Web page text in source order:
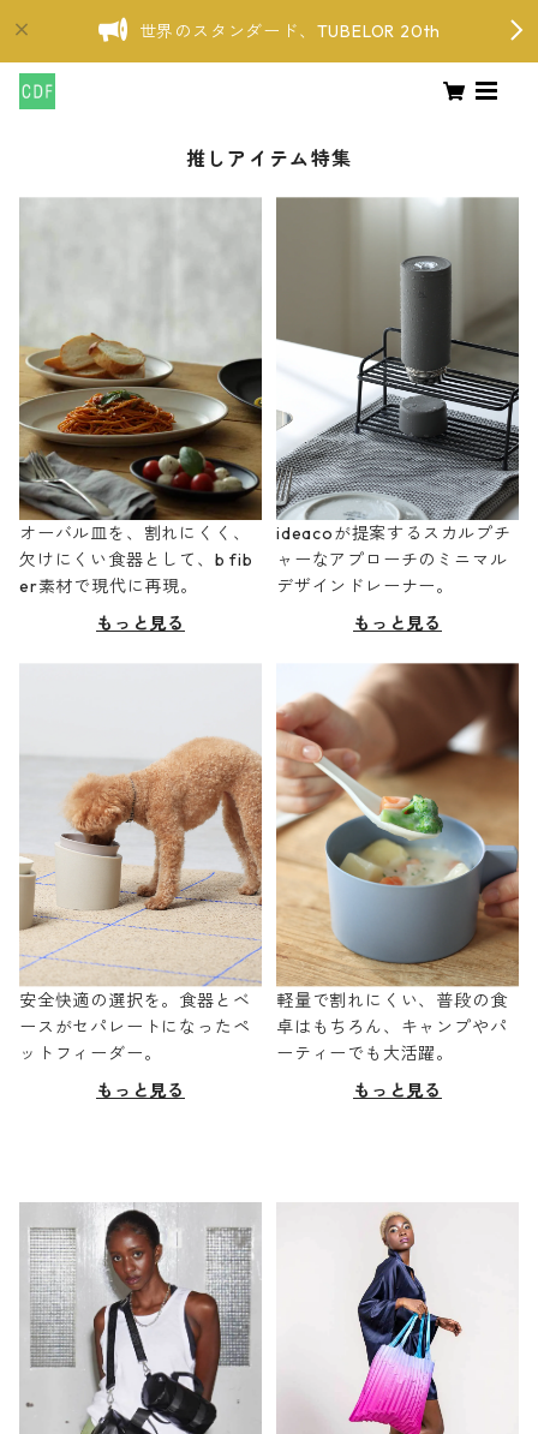
世界のスタンダード、TUBELOR 20th
推しアイテム特集
オーバル皿を、割れにくく、
欠けにくい食器として、b fib
er素材で現代に再現。
もっと見る
ideacoが提案するスカルプチ
ャーなアプローチのミニマル
デザインドレーナー。
もっと見る
安全快適の選択を。食器とベ
ースがセパレートになったペ
ットフィーダー。
もっと見る
軽量で割れにくい、普段の食
卓はもちろん、キャンプやパ
ーティーでも大活躍。
もっと見る